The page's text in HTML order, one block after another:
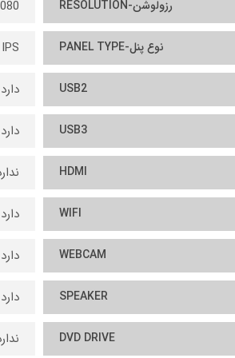
رزولوشن-RESOLUTION
نوع پنل-PANEL TYPE IPS
USB2 دارد
USB3 دارد
HDMI
WIFI دارد
WEBCAM دارد
SPEAKER دارد
DVD DRIVE